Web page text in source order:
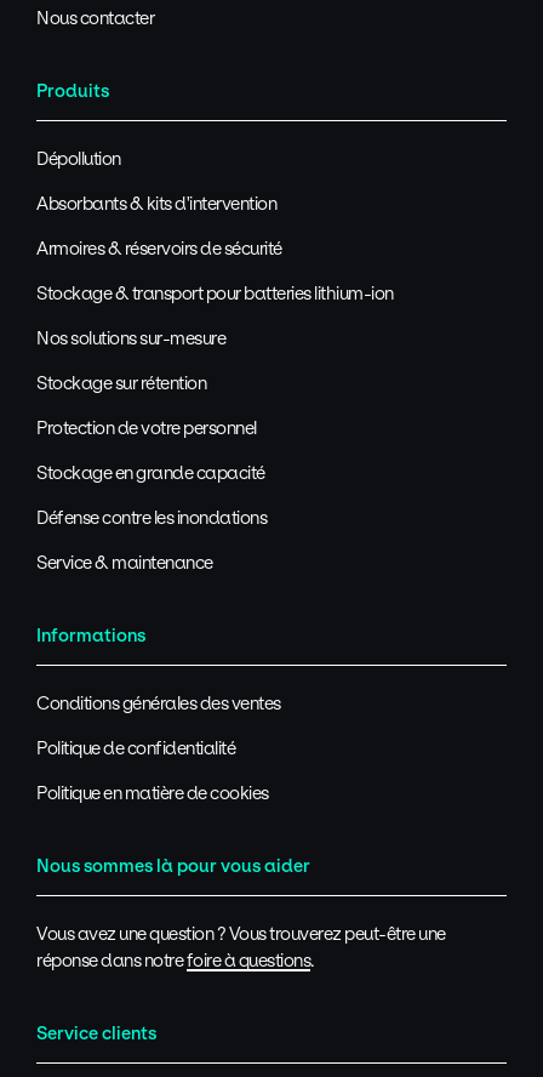
Nous contacter
Produits
Dépollution
Absorbants & kits d'intervention
Armoires & réservoirs de sécurité
Stockage & transport pour batteries lithium-ion
Nos solutions sur-mesure
Stockage sur rétention
Protection de votre personnel
Stockage en grande capacité
Défense contre les inondations
Service & maintenance
Informations
Conditions générales des ventes
Politique de confidentialité
Politique en matière de cookies
Nous sommes là pour vous aider
Vous avez une question ? Vous trouverez peut-être une
réponse dans notrefoire à questions.
Service clients